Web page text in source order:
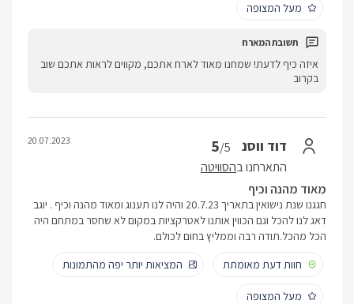
מעל המצופה
איזה כיף לדעת! שמחנו מאוד לארח אתכם, מקווים לראות אתכם שוב
בקרוב
דוד ווסנ 5/5
התארחנו בהסוויטה
20.07.2023
מאוד מהנה וכיף
חגגנו שנת נישואין בתאריך 20.7.23 והיה לנו תענוג ומאוד מהנה וכיף . יוגב
דאג לנו להכל וגם הכווין אותנו לאטרקציות במקום לא שחסר במתחם היה
הכל מהכל.תודה רבה וממליץ בחום לכולם.
חוות דעת מאומתת
המציאות יותר יפה מהתמונות
מעל המצופה